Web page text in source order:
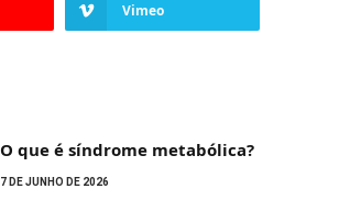
Vimeo
O que é síndrome metabólica?
7 DE JUNHO DE 2026